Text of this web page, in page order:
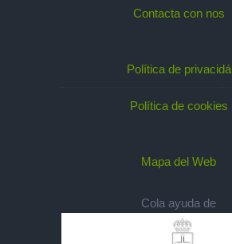
Contacta con nos
Política de privacidá
Política de cookies
Mapa del Web
Cola ayuda de